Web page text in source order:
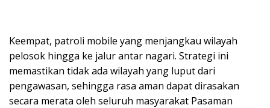
Keempat, patroli mobile yang menjangkau wilayah
pelosok hingga ke jalur antar nagari. Strategi ini
memastikan tidak ada wilayah yang luput dari
pengawasan, sehingga rasa aman dapat dirasakan
secara merata oleh seluruh masyarakat Pasaman